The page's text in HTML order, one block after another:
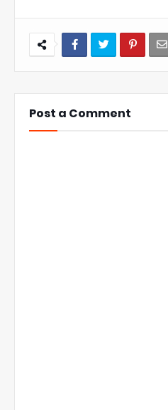
Post a Comment